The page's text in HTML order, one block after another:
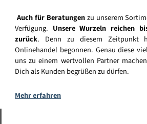
Auch für Beratungenzu unserem
Verfügung. Unsere Wurzeln reichen
zurück. Denn zu diesem Zeitpunkt
Onlinehandel begonnen. Genau diese
uns zu einem wertvollen Partner
Dich als Kunden begrüßen zu dürfen.
Mehr erfahren